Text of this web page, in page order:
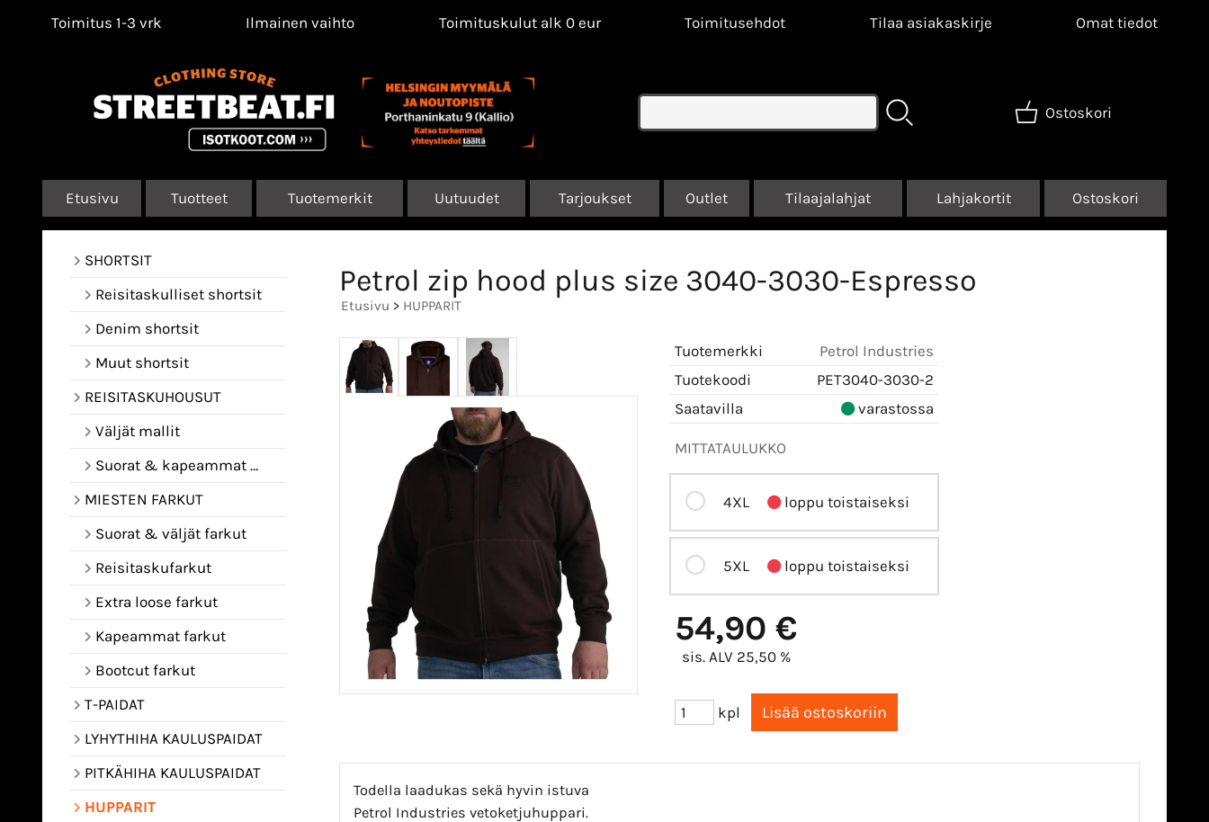
Toimitus 1-3 vrk Ilmainen vaihto Toimituskulut alk 0 eur Toimitusehdot Tilaa asiakaskirje Omat tiedot
Ostoskori
Etusivu Tuotteet Tuotemerkit Uutuudet Tarjoukset Outlet Tilaajalahjat Lahjakortit Ostoskori
SHORTSIT
Reisitaskulliset shortsit
Denim shortsit
Muut shortsit
REISITASKUHOUSUT
Väljät mallit
Suorat & kapeammat mallit
MIESTEN FARKUT
Suorat & väljät farkut
Reisitaskufarkut
Extra loose farkut
Kapeammat farkut
Bootcut farkut
T-PAIDAT
LYHYTHIHA KAULUSPAIDAT
PITKÄHIHA KAULUSPAIDAT
HUPPARIT
Petrol zip hood plus size 3040-3030-Espresso
Etusivu > HUPPARIT
Tuotemerkki
Petrol Industries
Tuotekoodi
PET3040-3030-2
Saatavilla
varastossa
MITTATAULUKKO
4XL loppu toistaiseksi
5XL loppu toistaiseksi
54,90 €
sis. ALV 25,50 %
kpl
Todella laadukas sekä hyvin istuva
Petrol Industries vetoketjuhuppari.